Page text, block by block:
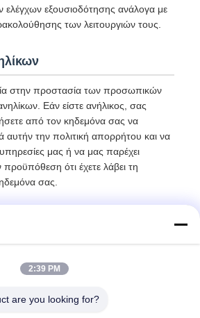
ελέγχων εξουσιοδότησης ανάλογα με
των λειτουργιών τους.
στην προστασία των προσωπικών
Εάν είστε ανήλικος, σας
από τον κηδεμόνα σας να
αυτήν την πολιτική απορρήτου και να
υπηρεσίες μας ή να μας παρέχει
ότι έχετε λάβει τη
σας.
2:39 PM
are you looking for?